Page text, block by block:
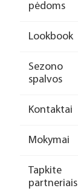
pėdoms
Lookbook
Sezono
spalvos
Kontaktai
Mokymai
Tapkite
partneriais